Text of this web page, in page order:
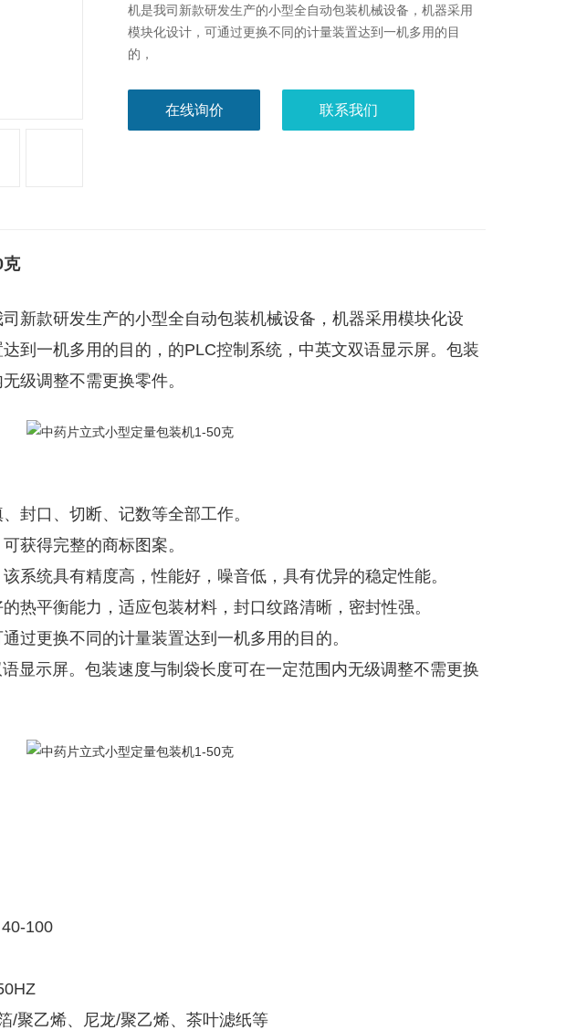
机​是我司新款研发生产的小型全自动包装机械设备，机器采用
模块化设计，可通过更换不同的计量装置达到一机多用的目
的，
在线询价 联系我们
克
新款研发生产的小型全自动包装机械设备，机器采用模块化设
到一机多用的目的，的PLC控制系统，中英文双语显示屏。包装
级调整不需更换零件。
口、切断、记数等全部工作。
得完整的商标图案。
统具有精度高，性能好，噪音低，具有优异的稳定性能。
平衡能力，适应包装材料，封口纹路清晰，密封性强。
更换不同的计量装置达到一机多用的目的。
示屏。包装速度与制袋长度可在一定范围内无级调整不需更换
100
/聚乙烯、尼龙/聚乙烯、茶叶滤纸等